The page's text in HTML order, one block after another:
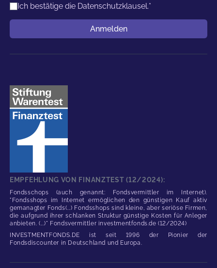
Ich bestätige die Datenschutzklausel.*
Anmelden
EMPFEHLUNG VON FINANZTEST (12/2024):
Fondsschops (auch genannt: Fondsvermittler im Internet).
"Fondsshops im Internet ermöglichen den günstigen Kauf aktiv
gemanagter Fonds(...) Fondsshops sind kleine, aber seriöse Firmen,
die aufgrund ihrer schlanken Struktur günstige Kosten für Anleger
anbieten. (...)" Fondsvermittler investmentfonds.de (12/2024)
INVESTMENTFONDS.DE ist seit 1996 der Pionier der
Fondsdiscounter in Deutschland und Europa.